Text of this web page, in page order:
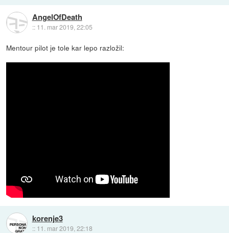
AngelOfDeath
:: 11. mar 2019, 22:05
Mentour pilot je tole kar lepo razložil:
korenje3
:: 11. mar 2019, 22:18